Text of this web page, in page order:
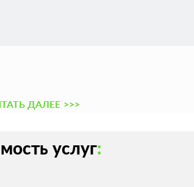
ДАЛЕЕ >>>
услуг: